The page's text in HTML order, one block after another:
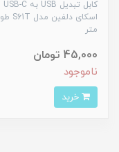
کابل تبدیل USB به USB-C
متر
45,000 تومان
ناموجود